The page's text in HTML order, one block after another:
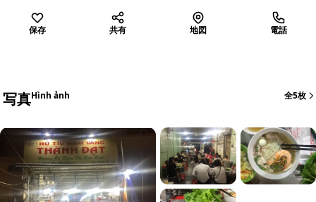
保存 共有 地図 電話
写真Hình ảnh 全5枚